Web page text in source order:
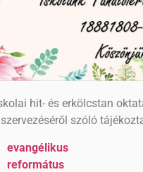
hit- és erkölcstan
szóló
evangélikus
református